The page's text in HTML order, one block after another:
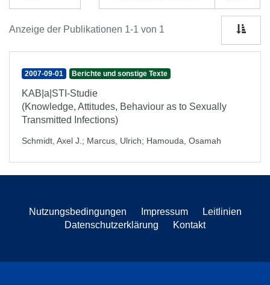
Anzeige der Publikationen 1-1 von 1
2007-09-01 Berichte und sonstige Texte
KAB|a|STI-Studie
(Knowledge, Attitudes, Behaviour as to Sexually
Transmitted Infections)
Schmidt, Axel J. ; Marcus, Ulrich; Hamouda, Osamah
Nutzungsbedingungen Impressum
Leitlinien
Datenschutzerklärung
Kontakt